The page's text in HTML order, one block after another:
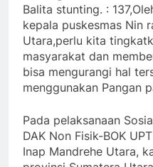
Balita stunting. :
kepala puskesmas Nin
Utara,perlu kita
masyarakat dan
bisa mengurangi hal
menggunakan Pangan
Pada pelaksanaan
DAK Non Fisik-BOK
Inap Mandrehe Utara,